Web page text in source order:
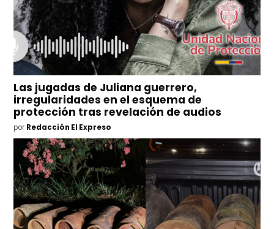
Las jugadas de Juliana guerrero,
irregularidades en el esquema de
protección tras revelación de audios
por Redacción El Expreso